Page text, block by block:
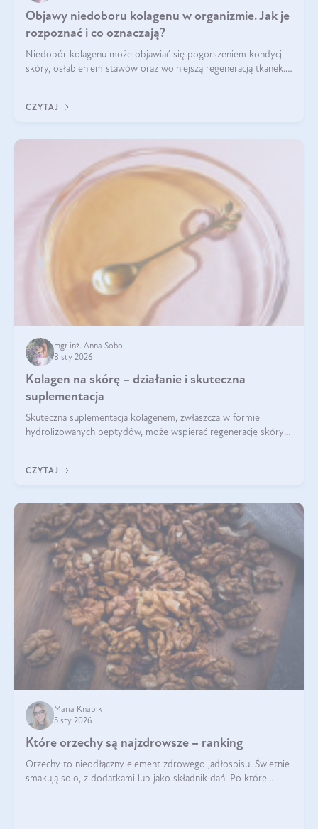
Objawy niedoboru kolagenu w organizmie. Jak je
rozpoznać i co oznaczają?
Niedobór kolagenu może objawiać się pogorszeniem kondycji
skóry, osłabieniem stawów oraz wolniejszą regeneracją tkanek.
osłabienie włosów.
CZYTAJ
mgr inż. Anna Sobol
8 sty 2026
Kolagen na skórę – działanie i skuteczna
suplementacja
Skuteczna suplementacja kolagenem, zwłaszcza w formie
hydrolizowanych peptydów, może wspierać regenerację skóry i
CZYTAJ
Maria Knapik
5 sty 2026
Które orzechy są najzdrowsze – ranking
Orzechy to nieodłączny element zdrowego jadłospisu. Świetnie
smakują solo, z dodatkami lub jako składnik dań. Po które